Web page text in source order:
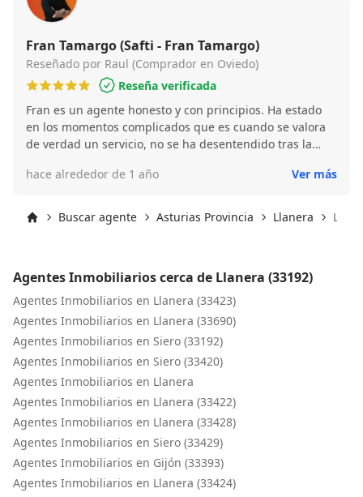
marca la diferencia. Muchísimas gracias por todo.
Recomendamos esta inmobiliaria al 100 % a cualquiera
que quiera vender su casa con rapidez y tranquilidad.
Fran Tamargo (Safti - Fran Tamargo)
Reseñado por Raul (Comprador en Oviedo)
Reseña verificada
Fran es un agente honesto y con principios. Ha estado
en los momentos complicados que es cuando se valora
de verdad un servicio, no se ha desentendido tras la
solucionar. Lo recomiendo y contaré con el para futuras
hace alrededor de 1 año Ver más
Buscar agente Asturias Provincia Llanera
Agentes Inmobiliarios cerca de Llanera (33192)
Agentes Inmobiliarios en Llanera (33423)
Agentes Inmobiliarios en Llanera (33690)
Agentes Inmobiliarios en Siero (33192)
Agentes Inmobiliarios en Siero (33420)
Agentes Inmobiliarios en Llanera
Agentes Inmobiliarios en Llanera (33422)
Agentes Inmobiliarios en Llanera (33428)
Agentes Inmobiliarios en Siero (33429)
Agentes Inmobiliarios en Gijón (33393)
Agentes Inmobiliarios en Llanera (33424)